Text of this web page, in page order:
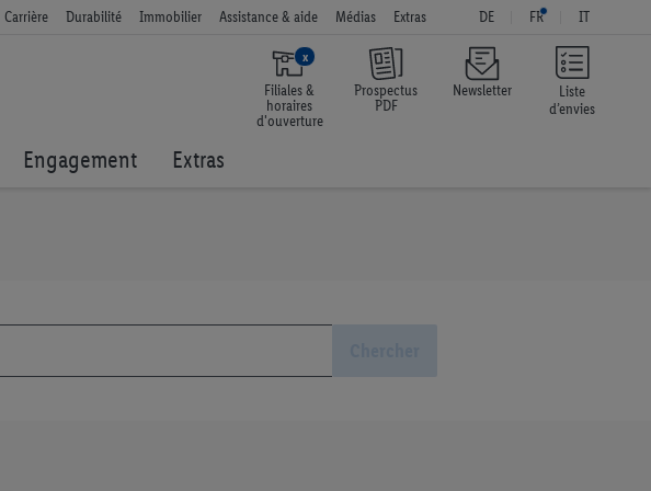
Liste
d’envies
Carrière Durabilité Immobilier Assistance & aide Médias Extras DE FR IT
x
Filiales &
horaires
d'ouverture
Prospectus
PDF
Newsletter
Engagement Extras